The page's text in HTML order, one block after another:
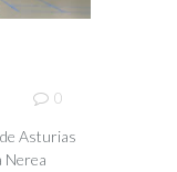
0
Asturias
Nerea